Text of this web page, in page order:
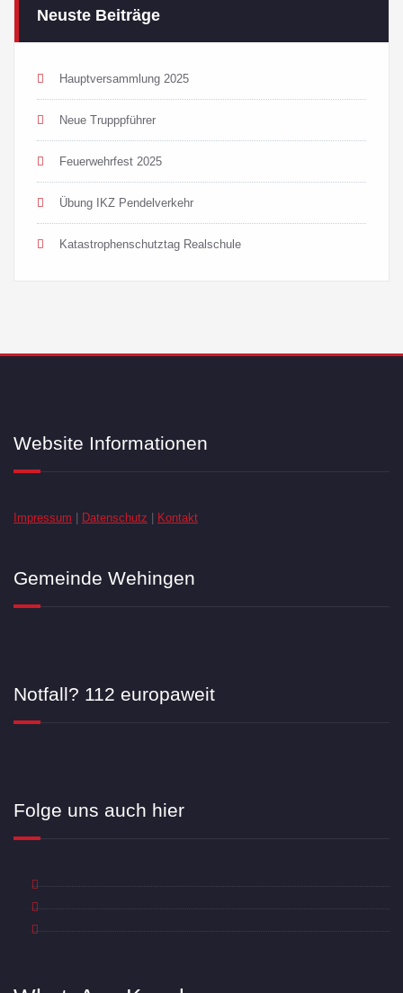
Neuste Beiträge
Hauptversammlung 2025
Neue Trupppführer
Feuerwehrfest 2025
Übung IKZ Pendelverkehr
Katastrophenschutztag Realschule
Website Informationen
Impressum Datenschutz Kontakt
Gemeinde Wehingen
Notfall? 112 europaweit
Folge uns auch hier